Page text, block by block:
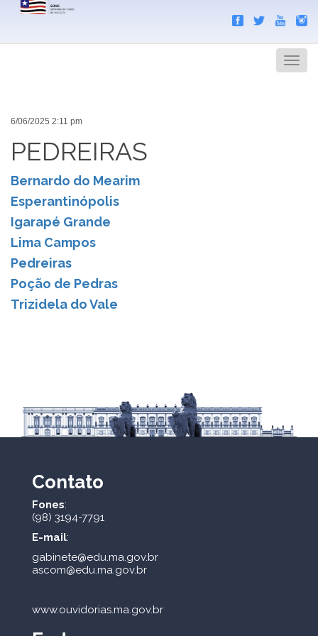
Menu
6/06/2025 2:11 pm
PEDREIRAS
Bernardo do Mearim
Esperantinópolis
Igarapé Grande
Lima Campos
Pedreiras
Poção de Pedras
Trizidela do Vale
Contato
Fones:
(98) 3194-7791
E-mail:
gabinete@edu.ma.gov.br
ascom@edu.ma.gov.br
www.ouvidorias.ma.gov.br